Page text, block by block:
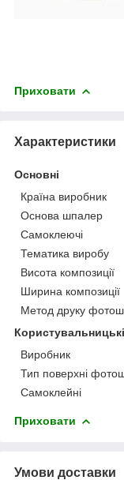
Приховати
Характеристики
Основні
Країна виробник
Основа шпалер
Самоклеючі
Тематика виробу
Висота композиції
Ширина композиції
Метод друку
Виробник
Тип поверхні
Самоклейні
Приховати
Умови доставки